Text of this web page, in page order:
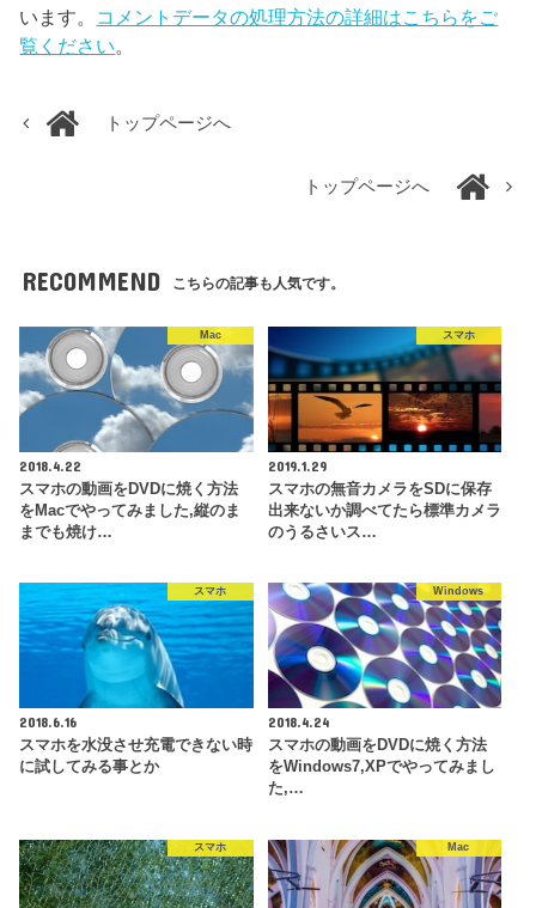
います。 コメントデータの処理方法の詳細はこちらをご
覧ください。
トップページへ
トップページへ
RECOMMEND こちらの記事も人気です。
Mac
2018.4.22
スマホの動画をDVDに焼く方法
をMacでやってみました,縦のま
までも焼け…
スマホ
2019.1.29
スマホの無音カメラをSDに保存
出来ないか調べてたら標準カメラ
のうるさいス…
スマホ
2018.6.16
スマホを水没させ充電できない時
に試してみる事とか
Windows
2018.4.24
スマホの動画をDVDに焼く方法
をWindows7,XPでやってみまし
た,…
スマホ Mac